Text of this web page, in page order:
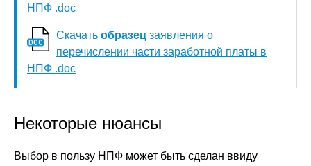
НПФ .doc
Скачать образец заявления о
перечислении части заработной платы в
НПФ .doc
Некоторые нюансы
Выбор в пользу НПФ может быть сделан ввиду